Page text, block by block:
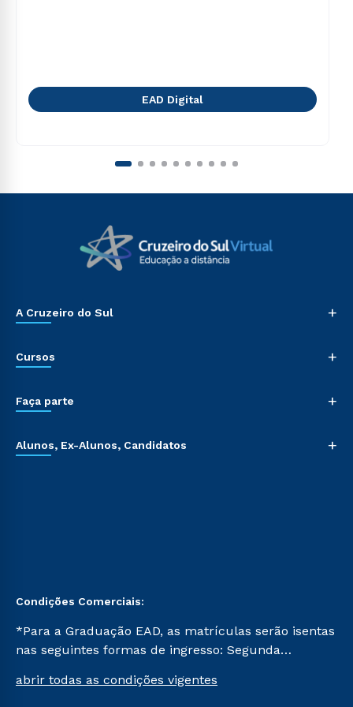
EAD Digital
A Cruzeiro do Sul +
Cursos +
Faça parte +
Alunos, Ex-Alunos, Candidatos +
Condições Comerciais:
*Para a Graduação EAD, as matrículas serão isentas
nas seguintes formas de ingresso: Segunda
Já para as demais, a taxa de matrícula será de R$
abrir todas as condições vigentes